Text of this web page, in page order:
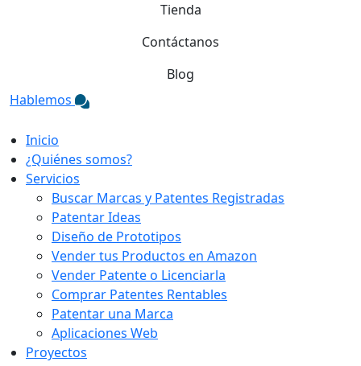
Tienda
Contáctanos
Blog
Hablemos
Inicio
¿Quiénes somos?
Servicios
Buscar Marcas y Patentes Registradas
Patentar Ideas
Diseño de Prototipos
Vender tus Productos en Amazon
Vender Patente o Licenciarla
Comprar Patentes Rentables
Patentar una Marca
Aplicaciones Web
Proyectos